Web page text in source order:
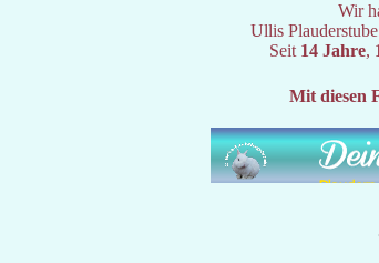
Wir
Ullis
Seit 14 Jahre,
Mit diesen